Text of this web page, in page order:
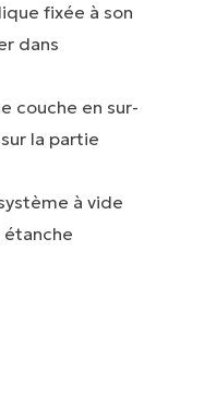
fixée à son
dans
couche en sur-
la partie
à vide